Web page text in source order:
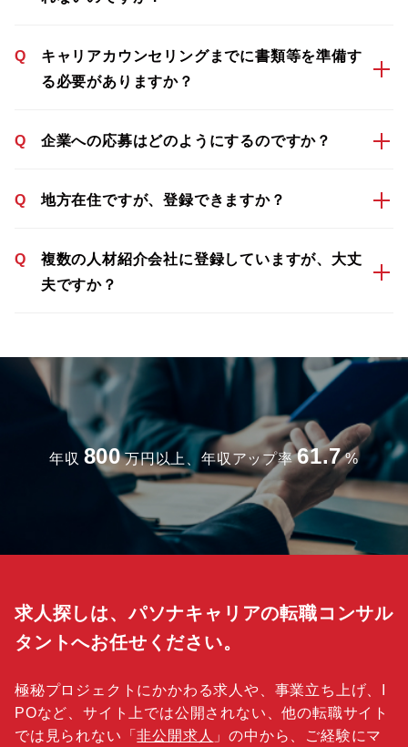
Q
キャリアカウンセリングまでに書類等を準備す
る必要がありますか？
Q 企業への応募はどのようにするのですか？
Q 地方在住ですが、登録できますか？
Q
複数の人材紹介会社に登録していますが、大丈
夫ですか？
年収 800 万円以上、年収アップ率 61.7 %
求人探しは、パソナキャリアの転職コンサル
タントへお任せください。
極秘プロジェクトにかかわる求人や、事業立ち上げ、I
POなど、サイト上では公開されない、他の転職サイト
では見られない「非公開求人 」の中から、ご経験にマ